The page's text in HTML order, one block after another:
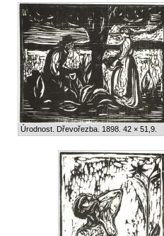
Úrodnost. Dřevořezba. 1898. 42 × 51,9.